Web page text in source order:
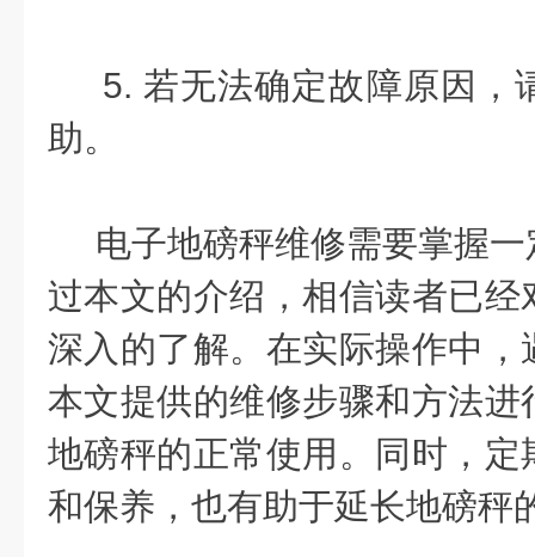
5. 若无法确定故障原因，
助。
电子地磅秤维修需要掌握一
过本文的介绍，相信读者已
深入的了解。在实际操作中
本文提供的维修步骤和方法
地磅秤的正常使用。同时，
和保养，也有助于延长地磅秤